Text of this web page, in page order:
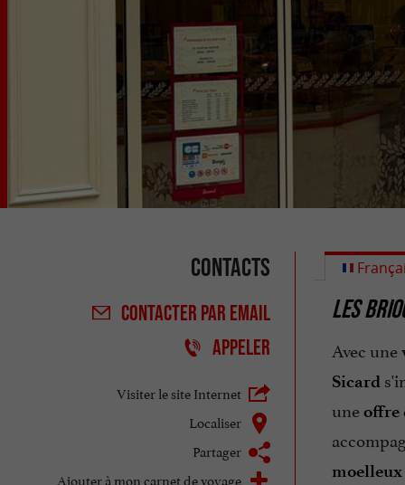
Contacts
CONTACTER PAR EMAIL
APPELER
Visiter le site Internet
Localiser
Partager
Ajouter à mon carnet de voyage
LES
Avec une
Sicard
uneoffre